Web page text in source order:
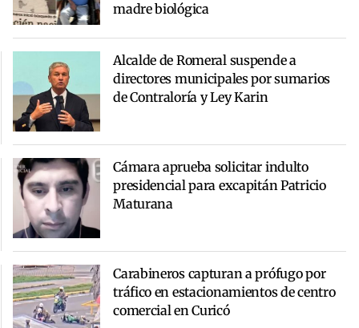
madre biológica
Alcalde de Romeral suspende a
directores municipales por sumarios
de Contraloría y Ley Karin
Cámara aprueba solicitar indulto
presidencial para excapitán Patricio
Maturana
Carabineros capturan a prófugo por
tráfico en estacionamientos de centro
comercial en Curicó